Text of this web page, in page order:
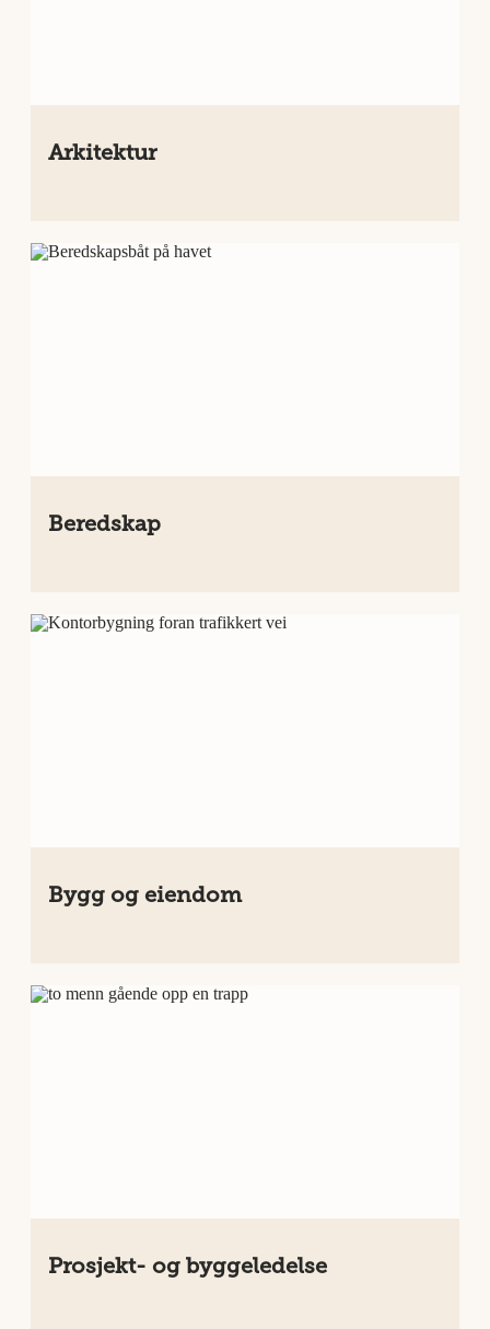
Arkitektur
Beredskap
Bygg og eiendom
Prosjekt- og byggeledelse